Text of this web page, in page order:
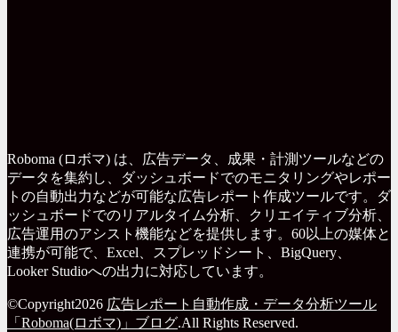
Roboma (ロボマ) は、広告データ、成果・計測ツールなどの
データを集約し、ダッシュボードでのモニタリングやレポー
トの自動出力などが可能な広告レポート作成ツールです。ダ
ッシュボードでのリアルタイム分析、クリエイティブ分析、
広告運用のアシスト機能などを提供します。60以上の媒体と
連携が可能で、Excel、スプレッドシート、BigQuery、
Looker Studioへの出力に対応しています。
©Copyright2026 広告レポート自動作成・データ分析ツール
「Roboma(ロボマ)」ブログ.All Rights Reserved.